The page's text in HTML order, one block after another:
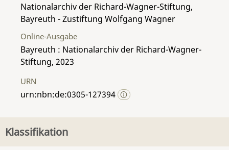
Nationalarchiv der Richard-Wagner-Stiftung,
Bayreuth - Zustiftung Wolfgang Wagner
Online-Ausgabe
Bayreuth : Nationalarchiv der Richard-Wagner-
Stiftung, 2023
URN
urn:nbn:de:0305-127394
Klassifikation